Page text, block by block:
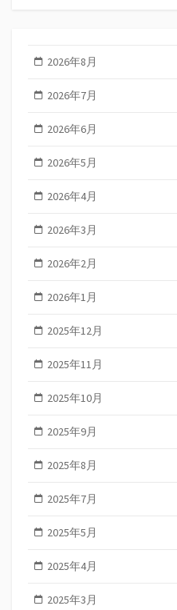
2026年8月
2026年7月
2026年6月
2026年5月
2026年4月
2026年3月
2026年2月
2026年1月
2025年12月
2025年11月
2025年10月
2025年9月
2025年8月
2025年7月
2025年5月
2025年4月
2025年3月